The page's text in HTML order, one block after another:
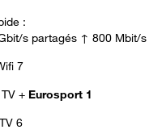
:
s partagés ↑ 800 Mbit/s
7
+ Eurosport 1
6